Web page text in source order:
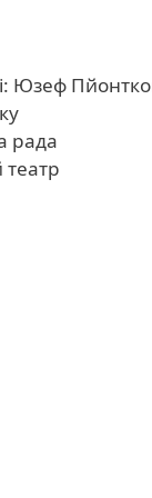
Юзеф
рада